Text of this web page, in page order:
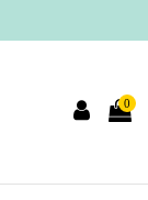
0